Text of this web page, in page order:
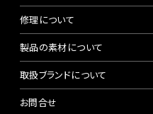
修理について
製品の素材について
取扱ブランドについて
お問合せ